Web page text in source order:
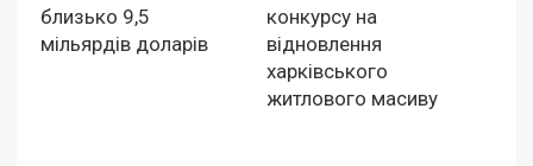
близько 9,5
мільярдів доларів
конкурсу на
відновлення
харківського
житлового масиву